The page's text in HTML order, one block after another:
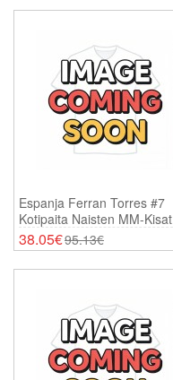
Espanja Ferran Torres #7
Kotipaita Naisten MM-Kisat
2026 Lyhythihainen
38.05€95.13€